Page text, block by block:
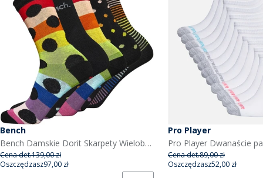
Bench
Bench Damskie Dorit Skarpety Wielobarwny
Cena det.139,00 zł
Oszczędzasz97,00 zł
Pro Player
Cena det.89,00 zł
Oszczędzasz52,00 zł